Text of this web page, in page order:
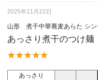
2025年11月22日
山形 煮干中華蕎麦あらた シン
あっさり煮干のつけ麺
あっさり